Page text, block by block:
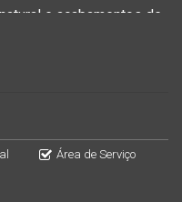
e acabamentos de
sacada;
em conceito aberto;
Área de Serviço